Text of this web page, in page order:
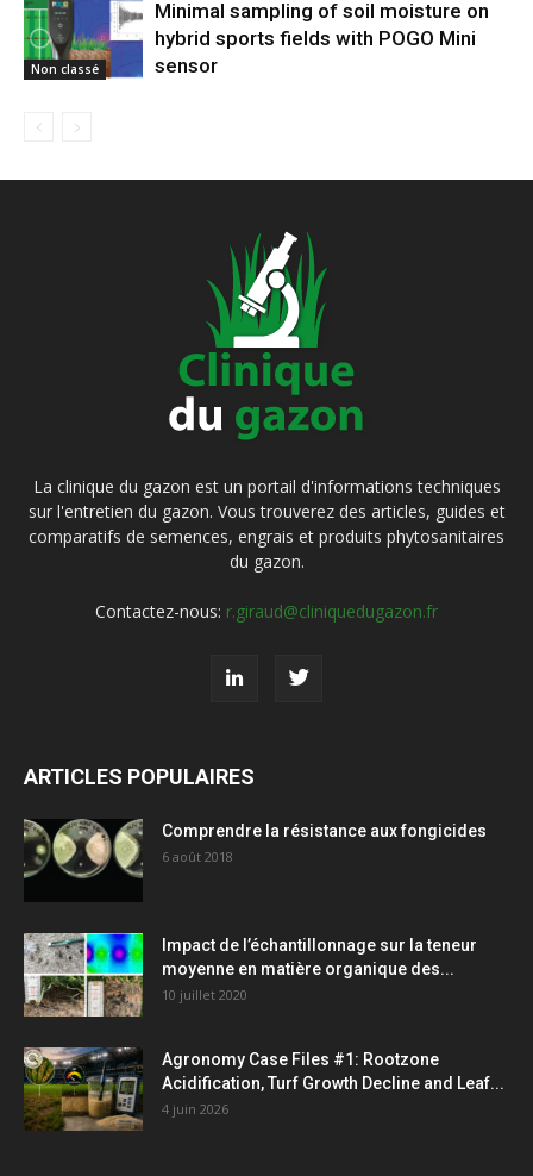
Non classé
Minimal sampling of soil moisture on
hybrid sports fields with POGO Mini
sensor
La clinique du gazon est un portail d'informations techniques
sur l'entretien du gazon. Vous trouverez des articles, guides et
comparatifs de semences, engrais et produits phytosanitaires
du gazon.
Contactez-nous: r.giraud@cliniquedugazon.fr
ARTICLES POPULAIRES
Comprendre la résistance aux fongicides
6 août 2018
Impact de l’échantillonnage sur la teneur
moyenne en matière organique des...
10 juillet 2020
Agronomy Case Files #1: Rootzone
Acidification, Turf Growth Decline and Leaf...
4 juin 2026